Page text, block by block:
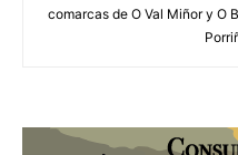
comarcas de O Val Miñor y O